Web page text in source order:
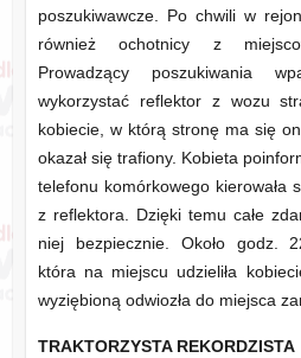
poszukiwawcze. Po chwili w
również ochotnicy z
Prowadzący poszukiwania
wykorzystać reflektor z wozu
kobiecie, w którą stronę ma się
okazał się trafiony. Kobieta
telefonu komórkowego kierowała
z reflektora. Dzięki temu całe
niej bezpiecznie. Około godz.
która na miejscu udzieliła
wyziębioną odwiozła do miejsca
TRAKTORZYSTA REKORDZISTA